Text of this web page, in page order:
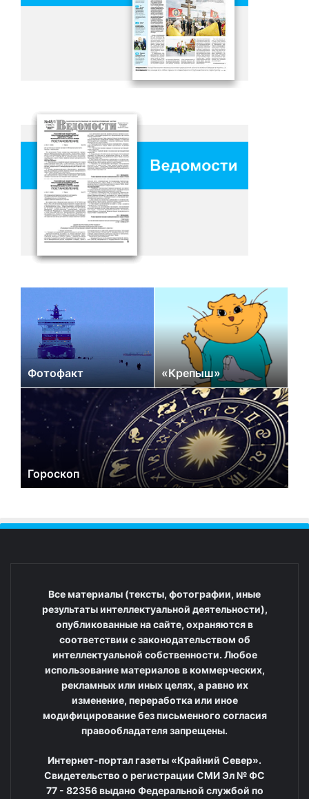
Фотофакт «Крепыш»
Гороскоп
Все материалы (тексты, фотографии, иные
результаты интеллектуальной деятельности),
опубликованные на сайте, охраняются в
соответствии с законодательством об
интеллектуальной собственности. Любое
использование материалов в коммерческих,
рекламных или иных целях, а равно их
изменение, переработка или иное
модифицирование без письменного согласия
правообладателя запрещены.
Интернет-портал газеты «Крайний Север».
Свидетельство о регистрации СМИ Эл № ФС
77 - 82356 выдано Федеральной службой по